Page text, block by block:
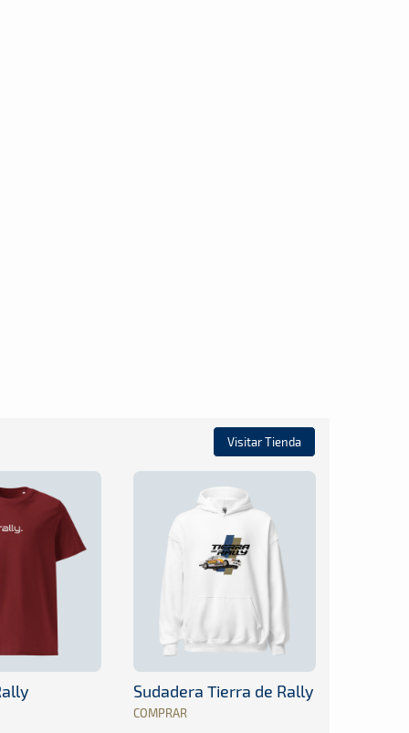
Visitar Tienda
Sudadera Tierra de Rally
COMPRAR